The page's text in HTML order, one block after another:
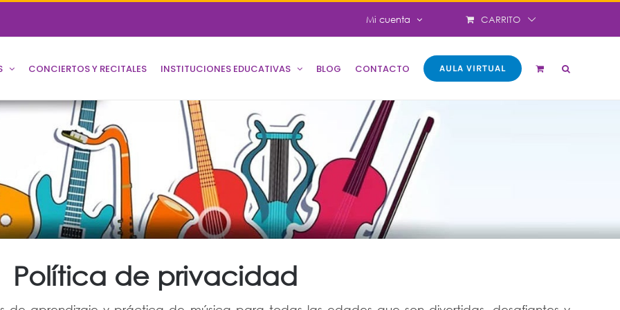
Mi cuenta CARRITO
CONCIERTOS Y RECITALES INSTITUCIONES EDUCATIVAS BLOG CONTACTO AULA VIRTUAL
Política de privacidad